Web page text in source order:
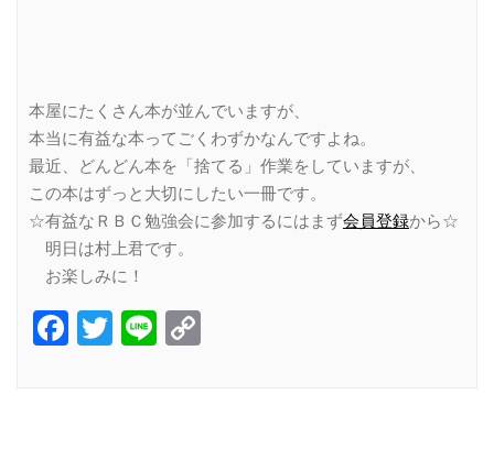
本屋にたくさん本が並んでいますが、
本当に有益な本ってごくわずかなんですよね。
最近、どんどん本を「捨てる」作業をしていますが、
この本はずっと大切にしたい一冊です。
☆有益なＲＢＣ勉強会に参加するにはまず会員登録から☆
明日は村上君です。
お楽しみに！
Facebook
Twitter
Line